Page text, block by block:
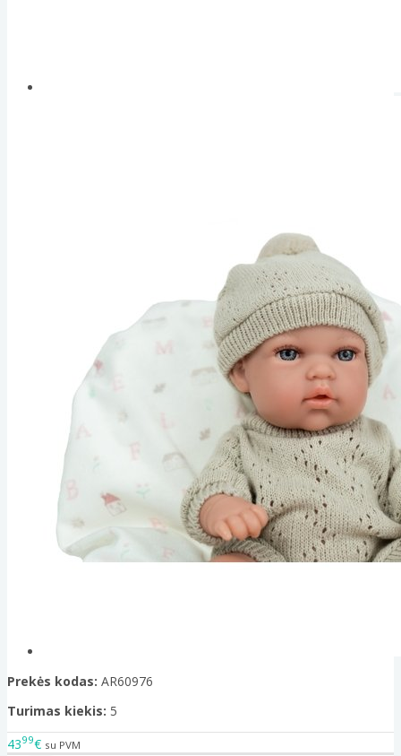
Prekės kodas: AR60976
Turimas kiekis: 5
4399€ su PVM